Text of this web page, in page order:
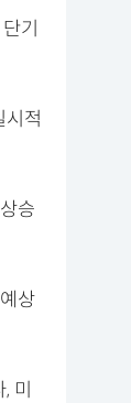
기
시적
승
상
미